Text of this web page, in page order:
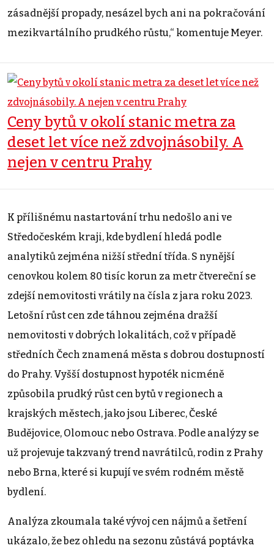
zásadnější propady, nesázel bych ani na pokračování
mezikvartálního prudkého růstu,“ komentuje Meyer.
Ceny bytů v okolí stanic metra za
deset let více než zdvojnásobily. A
nejen v centru Prahy
K přílišnému nastartování trhu nedošlo ani ve
Středočeském kraji, kde bydlení hledá podle
analytiků zejména nižší střední třída. S nynější
cenovkou kolem 80 tisíc korun za metr čtvereční se
zdejší nemovitosti vrátily na čísla z jara roku 2023.
Letošní růst cen zde táhnou zejména dražší
nemovitosti v dobrých lokalitách, což v případě
středních Čech znamená města s dobrou dostupností
do Prahy. Vyšší dostupnost hypoték nicméně
způsobila prudký růst cen bytů v regionech a
krajských městech, jako jsou Liberec, České
Budějovice, Olomouc nebo Ostrava. Podle analýzy se
už projevuje takzvaný trend navrátilců, rodin z Prahy
nebo Brna, které si kupují ve svém rodném městě
bydlení.
Analýza zkoumala také vývoj cen nájmů a šetření
ukázalo, že bez ohledu na sezonu zůstává poptávka